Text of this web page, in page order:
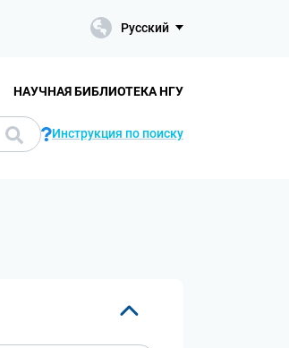
Русский
НАУЧНАЯ БИБЛИОТЕКА НГУ
Инструкция по поиску